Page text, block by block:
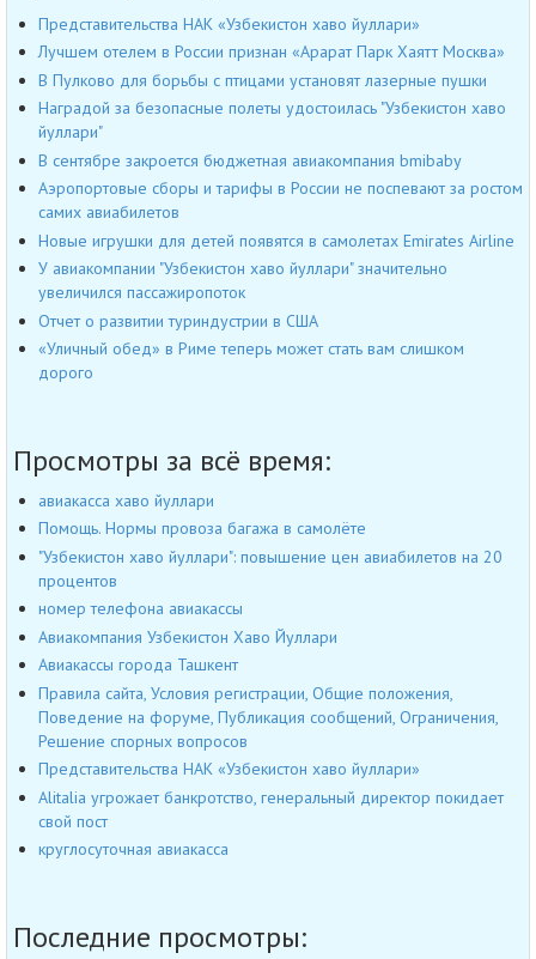
Представительства НАК «Узбекистон хаво йуллари»
Лучшем отелем в России признан «Арарат Парк Хаятт Москва»
В Пулково для борьбы с птицами установят лазерные пушки
Наградой за безопасные полеты удостоилась "Узбекистон хаво
йуллари"
В сентябре закроется бюджетная авиакомпания bmibaby
Аэропортовые сборы и тарифы в России не поспевают за ростом
самих авиабилетов
Новые игрушки для детей появятся в самолетах Emirates Airline
У авиакомпании "Узбекистон хаво йуллари" значительно
увеличился пассажиропоток
Отчет о развитии туриндустрии в США
«Уличный обед» в Риме теперь может стать вам слишком
дорого
Просмотры за всё время:
авиакасса хаво йуллари
Помощь. Нормы провоза багажа в самолёте
"Узбекистон хаво йуллари": повышение цен авиабилетов на 20
процентов
номер телефона авиакассы
Авиакомпания Узбекистон Хаво Йуллари
Авиакассы города Ташкент
Правила сайта, Условия регистрации, Общие положения,
Поведение на форуме, Публикация сообщений, Ограничения,
Решение спорных вопросов
Представительства НАК «Узбекистон хаво йуллари»
Alitalia угрожает банкротство, генеральный директор покидает
свой пост
круглосуточная авиакасса
Последние просмотры: